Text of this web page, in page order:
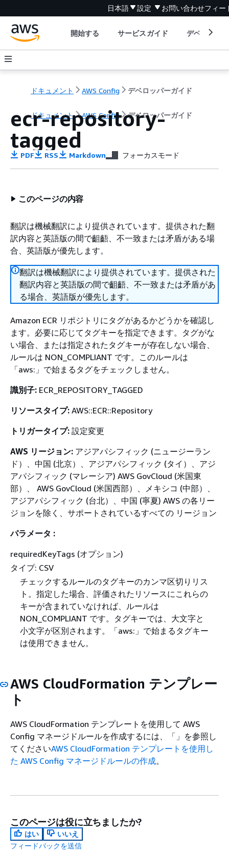
日本語 設定 お問い合わせフィー
開始する サービスガイド デベロッパ
ドキュメント AWS Config デベロッパーガイド
ドキュメント AWS Config デベロッパーガイド
ecr-repository-
tagged
PDF RSS Markdown フォーカスモード
このページの内容
翻訳は機械翻訳により提供されています。提供された翻
訳内容と英語版の間で齟齬、不一致または矛盾がある場
合、英語版が優先します。
翻訳は機械翻訳により提供されています。提供された
翻訳内容と英語版の間で齟齬、不一致または矛盾があ
る場合、英語版が優先します。
Amazon ECR リポジトリにタグがあるかどうかを確認し
ます。必要に応じてタグキーを指定できます。タグがな
い場合、または指定されたタグキーが存在しない場合、
ルールは NON_COMPLIANT です。このルールは
「aws:」で始まるタグをチェックしません。
識別子: ECR_REPOSITORY_TAGGED
リソースタイプ: AWS::ECR::Repository
トリガータイプ: 設定変更
AWS リージョン: アジアパシフィック (ニュージーラン
ド）、中国 (北京）、アジアパシフィック (タイ）、アジ
アパシフィック (マレーシア) AWS GovCloud (米国東
部）、 AWS GovCloud (米国西部）、メキシコ (中部）、
アジアパシフィック (台北）、中国 (寧夏) AWS の各リー
ジョンを除く、サポートされているすべての リージョン
パラメータ :
requiredKeyTags (オプション)
タイプ: CSV
チェックするルールのタグキーのカンマ区切りリス
ト。指定した場合、評価されたリソースにこれらの
キーが含まれていなければ、ルールは
NON_COMPLIANT です。タグキーでは、大文字と
小文字が区別されます。「aws:」で始まるタグキー
は使用できません。
AWS CloudFormation テンプレー
ト
AWS CloudFormation テンプレートを使用して AWS
Config マネージドルールを作成するには、「」を参照し
てくださいAWS CloudFormation テンプレートを使用し
た AWS Config マネージドルールの作成。
このページは役に立ちましたか?
はい
いいえ
フィードバックを送信